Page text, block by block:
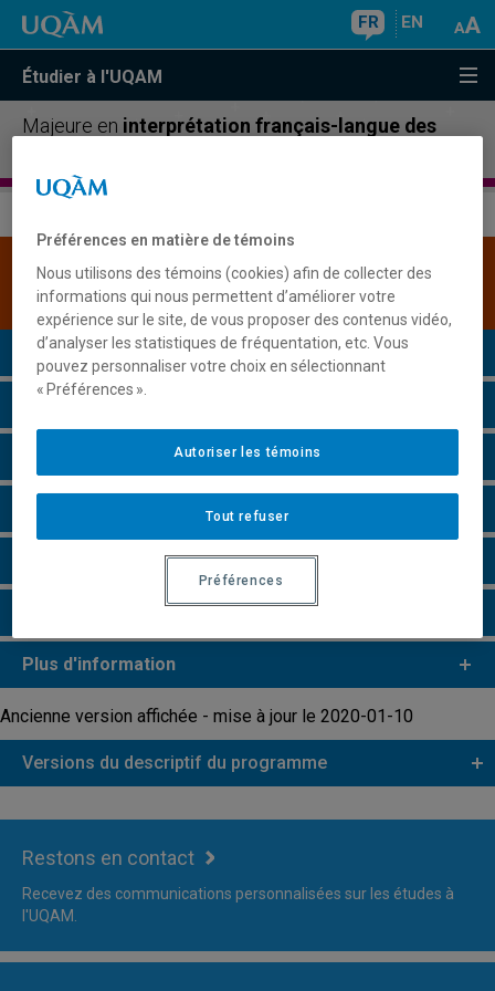
FR EN
Étudier à l'UQAM
Majeure en interprétation français-langue des
Une version plus récente de ce programme est
disponible.Cliquez ici pour la consulter.
Présentation du programme
Cours à suivre et horaires
Grille de cheminement
Faire une demande d'admission
Plus d'information
Ancienne version affichée - mise à jour le 2020-01-10
Versions du descriptif du programme
Restons en contact
Recevez des communications personnalisées sur les études à
l'UQAM.
Préférences en matière de témoins
Nous utilisons des témoins (cookies) afin de collecter des
informations qui nous permettent d’améliorer votre
expérience sur le site, de vous proposer des contenus vidéo,
d’analyser les statistiques de fréquentation, etc. Vous
pouvez personnaliser votre choix en sélectionnant
« Préférences ».
Tout refuser
Autoriser les témoins
Préférences